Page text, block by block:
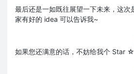
最后还是一如既往展望一下未来，这次
家有好的 idea 可以告诉我~
如果您还满意的话，不妨给我个 Star ☆